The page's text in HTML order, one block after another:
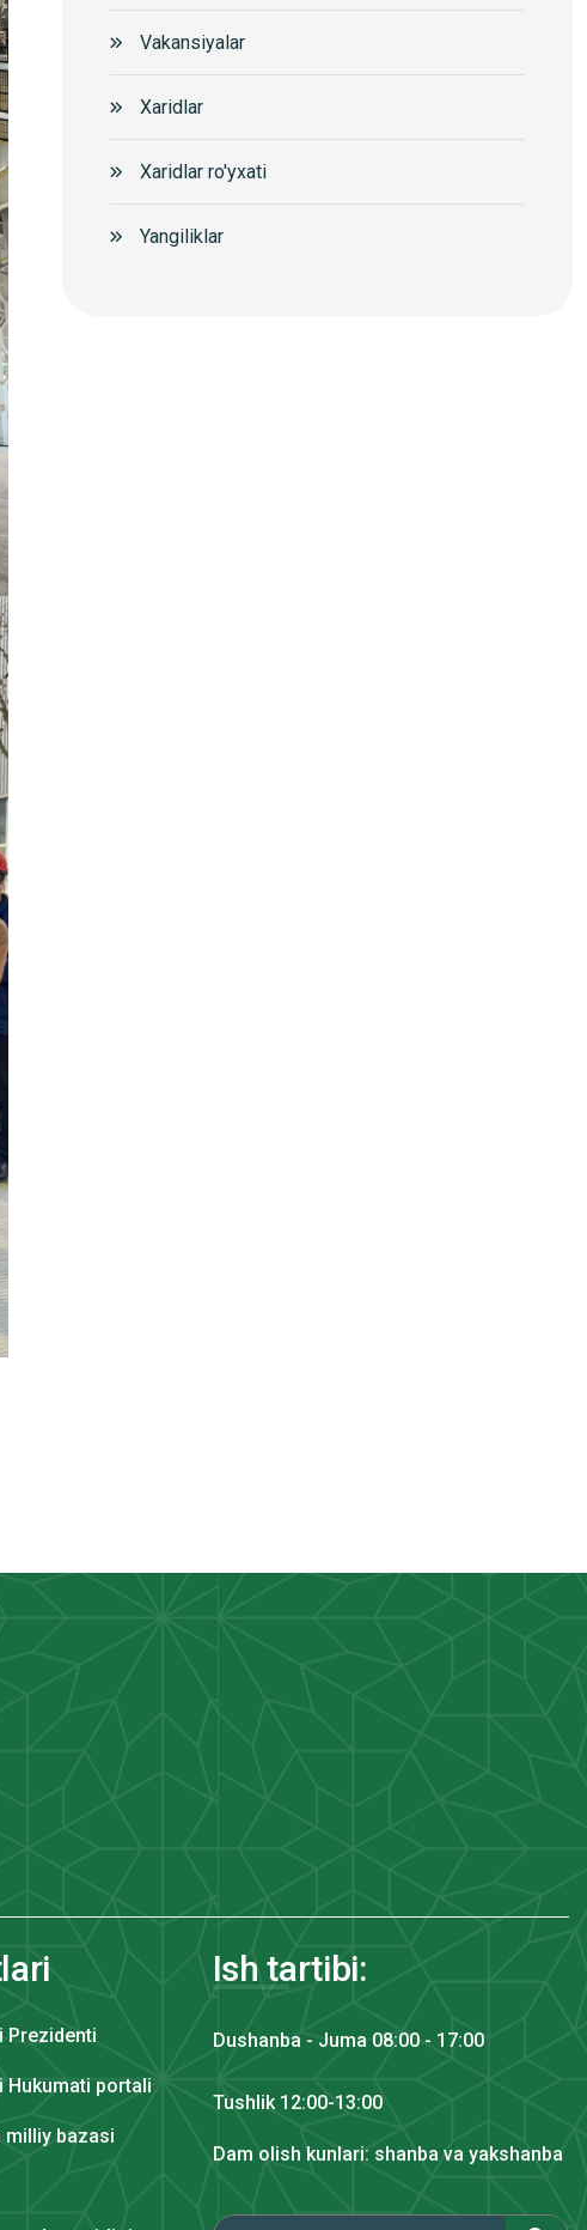
Vakansiyalar
Xaridlar
Xaridlar ro'yxati
Yangiliklar
Prezidenti
Hukumati portali
milliy bazasi
Ish tartibi:
Dushanba - Juma 08:00 - 17:00
Tushlik 12:00-13:00
Dam olish kunlari: shanba va yakshanba